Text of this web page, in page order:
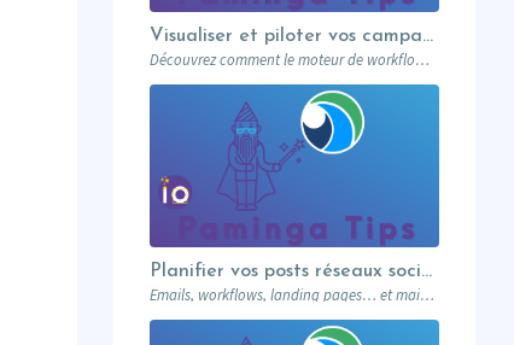
Visualiser et piloter vos campagnes avec les workflows graphiques Paminga.
Découvrez comment le moteur de workflows graphiques de Paminga vous permet de visualiser toute la logique de vos campagnes en un seul coup d’œil — branches conditionnelles, AB tests, waits et intégration Salesforce.
Planifier vos posts réseaux sociaux directement depuis votre MA
Emails, workflows, landing pages… et maintenant vos posts réseaux sociaux. Paminga centralise votre marketing dans un seul outil. Paminga Tip #08.